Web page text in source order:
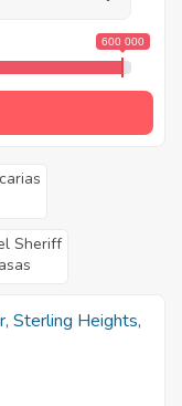
600 000
Sheriff